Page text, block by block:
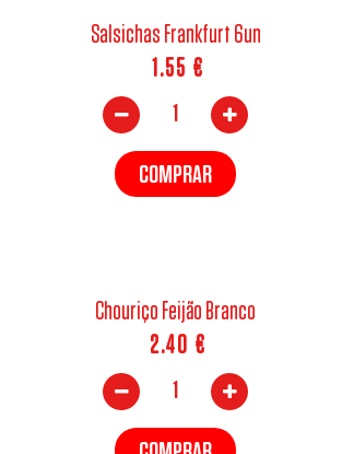
Salsichas Frankfurt 6un
1.55 €
COMPRAR
Chouriço Feijão Branco
2.40 €